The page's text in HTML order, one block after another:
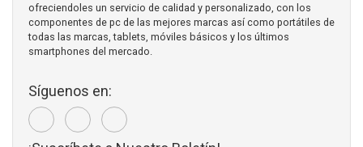
ofreciendoles un servicio de calidad y personalizado, con los
componentes de pc de las mejores marcas así como portátiles de
todas las marcas, tablets, móviles básicos y los últimos
smartphones del mercado.
Síguenos en: